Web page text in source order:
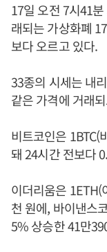
17일 오전 7시41
래되는 가상화폐
보다 오르고 있다.
33종의 시세는 내
같은 가격에 거래
비트코인은 1BTC(
돼 24시간 전보다
이더리움은
천 원에, 바이낸스
5% 상승한 41만